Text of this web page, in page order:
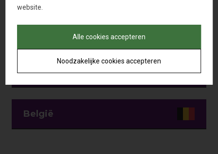
Duitsland
België
website.
Alle cookies accepteren
Noodzakelijke cookies accepteren